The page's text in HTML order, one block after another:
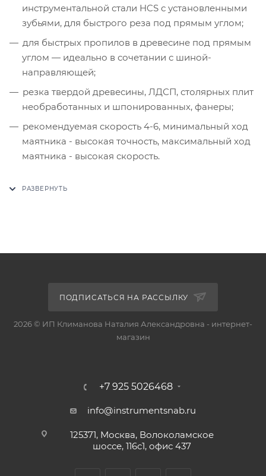
инструментальной стали HCS с установленными
зубьями, для быстрого реза под прямым углом;
для быстрых пропилов в древесине под прямым
углом — идеально в сочетании с шиной-
направляющей;
резка твердой древесины, ЛДСП, столярных плит
необработанных и шпонированных, фанеры;
рекомендуемая скорость 4-6, минимальный ход
маятника - высокая точность, максимальный ход
маятника - высокая скорость.
ПОДПИСАТЬСЯ НА РАССЫЛКУ
2026 © ИП Климанова Наталия Александровна - интернет-
магазин
+7 925 5026468
info@instrumentsnab.ru
125371, Москва, Волоколамское
шоссе, 116с1, офис 437